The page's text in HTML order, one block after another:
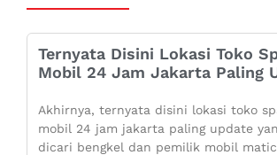
Ternyata Disini Lokasi Toko
Mobil 24 Jam Jakarta Paling
Akhirnya, ternyata disini lokasi toko
mobil 24 jam jakarta paling update
dicari bengkel dan pemilik mobil